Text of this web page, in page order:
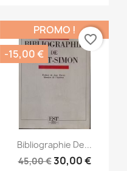
Aperçu rapide
Bibliographie De...
45,00 €30,00 €
PROMO !
-15,00 €
favorite_border